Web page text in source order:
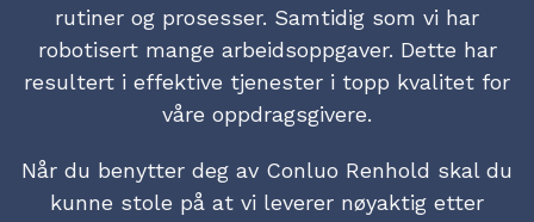
rutiner og prosesser. Samtidig som vi har
robotisert mange arbeidsoppgaver. Dette har
resultert i effektive tjenester i topp kvalitet for
våre oppdragsgivere.
Når du benytter deg av Conluo Renhold skal du
kunne stole på at vi leverer nøyaktig etter